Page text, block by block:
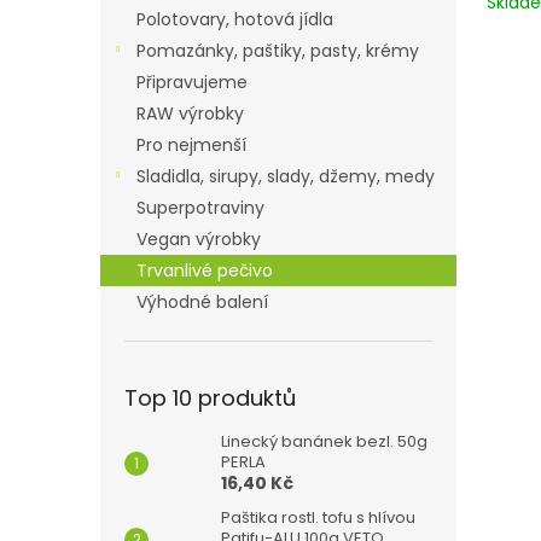
Polotovary, hotová jídla
Pomazánky, paštiky, pasty, krémy
Připravujeme
RAW výrobky
Pro nejmenší
Sladidla, sirupy, slady, džemy, medy
Superpotraviny
Vegan výrobky
Trvanlivé pečivo
Výhodné balení
Top 10 produktů
Linecký banánek bezl. 50g
PERLA
16,40 Kč
Paštika rostl. tofu s hlívou